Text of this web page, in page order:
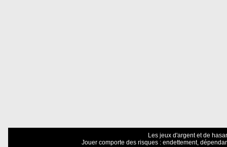
Les jeux d'argent et de
Jouer comporte des risques : endettement,